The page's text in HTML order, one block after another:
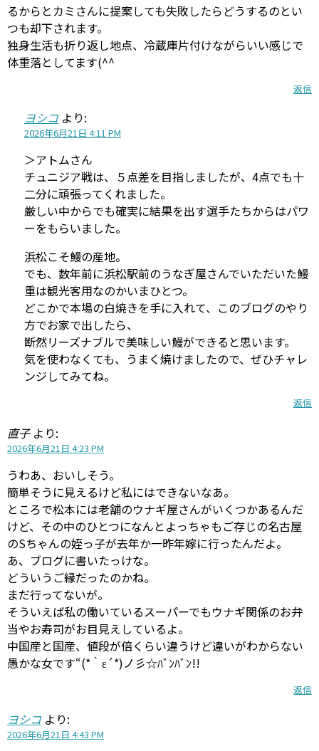
るからとカミさんに提案しても失敗したらどうするのとい
つも却下されます。
独身生活も折り返し地点、冷蔵庫片付けながらいい感じで
体重落としてます(^^
返信
ヨシコ より:
2026年6月21日 4:11 PM
＞アトムさん
チュニジア戦は、５点差を目指しましたが、4点でも十
二分に頑張ってくれました。
厳しい中からでも確実に結果を出す選手たちからはパワ
ーをもらいました。
浜松こそ鰻の産地。
でも、数年前に浜松駅前のうなぎ屋さんでいただいた鰻
重は観光客用なのかいまひとつ。
どこかで本場の白焼きを手に入れて、このブログのやり
方でお家で出したら、
断然リーズナブルで美味しい鰻ができると思います。
気を使わなくても、うまく焼けましたので、ぜひチャレ
ンジしてみてね。
返信
直子 より:
2026年6月21日 4:23 PM
うわあ、おいしそう。
簡単そうに見えるけど私にはできないなあ。
ところで松本には老舗のウナギ屋さんがいくつかあるんだ
けど、その中のひとつになんとよっちゃもご存じの名古屋
のSちゃんの姪っ子が去年か一昨年嫁に行ったんだよ。
あ、ブログに書いたっけな。
どういうご縁だったのかね。
まだ行ってないが。
そういえば私の働いているスーパーでもウナギ関係のお弁
当やお寿司がお目見えしているよ。
中国産と国産、値段が倍くらい違うけど違いがわからない
愚かな女です“(*｀ε´*)ノ彡☆ﾊﾞﾝﾊﾞﾝ!!
返信
ヨシコ より:
2026年6月21日 4:43 PM